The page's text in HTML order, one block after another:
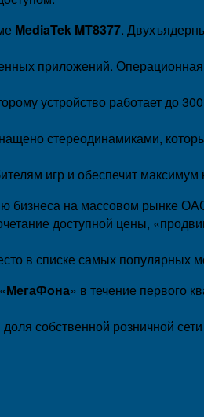
MediaTek MT8377.
приложений.
устройство работает до
стереодинамиками,
игр и обеспечит максимум
бизнеса на массовом рынке
доступной цены,
в списке самых популярных
МегаФона» в течение первого
собственной розничной